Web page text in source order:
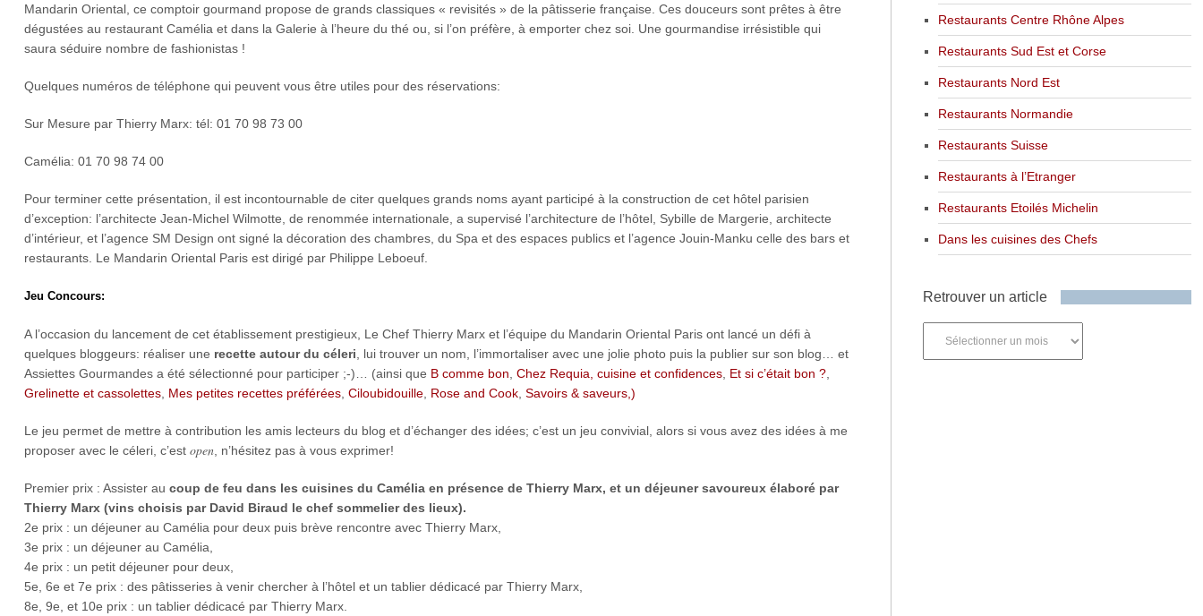
Mandarin Oriental, ce comptoir gourmand propose de grands classiques « revisités » de la pâtisserie française. Ces douceurs sont prêtes à être
dégustées au restaurant Camélia et dans la Galerie à l’heure du thé ou, si l’on préfère, à emporter chez soi. Une gourmandise irrésistible qui
saura séduire nombre de fashionistas !
Quelques numéros de téléphone qui peuvent vous être utiles pour des réservations:
Sur Mesure par Thierry Marx: tél: 01 70 98 73 00
Camélia: 01 70 98 74 00
Pour terminer cette présentation, il est incontournable de citer quelques grands noms ayant participé à la construction de cet hôtel parisien
d’exception: l’architecte Jean-Michel Wilmotte, de renommée internationale, a supervisé l’architecture de l’hôtel, Sybille de Margerie, architecte
d’intérieur, et l’agence SM Design ont signé la décoration des chambres, du Spa et des espaces publics et l’agence Jouin-Manku celle des bars et
restaurants. Le Mandarin Oriental Paris est dirigé par Philippe Leboeuf.
Jeu Concours:
A l’occasion du lancement de cet établissement prestigieux, Le Chef Thierry Marx et l’équipe du Mandarin Oriental Paris ont lancé un défi à
quelques bloggeurs: réaliser une recette autour du céleri , lui trouver un nom, l’immortaliser avec une jolie photo puis la publier sur son blog… et
Assiettes Gourmandes a été sélectionné pour participer ;-)… (ainsi que B comme bon Chez Requia, cuisine et confidences, Et si c’était bon ?,
Grelinette et cassolettes, Mes petites recettes préférées, Ciloubidouille, Rose and Cook, Savoirs & saveurs,)
Le jeu permet de mettre à contribution les amis lecteurs du blog et d’échanger des idées; c’est un jeu convivial, alors si vous avez des idées à me
proposer avec le céleri, c’est open, n’hésitez pas à vous exprimer!
Premier prix : Assister au coup de feu dans les cuisines du Camélia en présence de Thierry Marx, et un déjeuner savoureux élaboré par
Thierry Marx (vins choisis par David Biraud le chef sommelier des lieux).
2e prix : un déjeuner au Camélia pour deux puis brève rencontre avec Thierry Marx,
3e prix : un déjeuner au Camélia,
4e prix : un petit déjeuner pour deux,
5e, 6e et 7e prix : des pâtisseries à venir chercher à l’hôtel et un tablier dédicacé par Thierry Marx,
8e, 9e, et 10e prix : un tablier dédicacé par Thierry Marx.
Restaurants Centre Rhône Alpes
Restaurants Sud Est et Corse
Restaurants Nord Est
Restaurants Normandie
Restaurants Suisse
Restaurants à l’Etranger
Restaurants Etoilés Michelin
Dans les cuisines des Chefs
Retrouver un article